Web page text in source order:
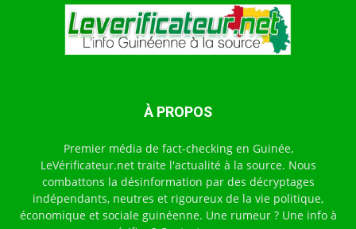
À PROPOS
Premier média de fact-checking en Guinée,
LeVérificateur.net traite l'actualité à la source. Nous
combattons la désinformation par des décryptages
indépendants, neutres et rigoureux de la vie politique,
économique et sociale guinéenne. Une rumeur ? Une info à